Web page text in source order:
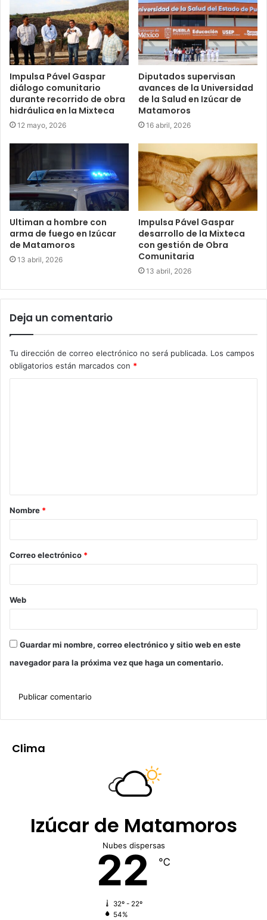
Impulsa Pável Gaspar
diálogo comunitario
durante recorrido de obra
hidráulica en la Mixteca
12 mayo, 2026
Diputados supervisan
avances de la Universidad
de la Salud en Izúcar de
Matamoros
16 abril, 2026
Ultiman a hombre con
arma de fuego en Izúcar
de Matamoros
13 abril, 2026
Impulsa Pável Gaspar
desarrollo de la Mixteca
con gestión de Obra
Comunitaria
13 abril, 2026
Deja un comentario
Tu dirección de correo electrónico no será publicada. Los campos
obligatorios están marcados con *
Nombre *
Correo electrónico *
Web
Guardar mi nombre, correo electrónico y sitio web en este
navegador para la próxima vez que haga un comentario.
Clima
Izúcar de Matamoros
Nubes dispersas
22 ℃
32º - 22º
54%